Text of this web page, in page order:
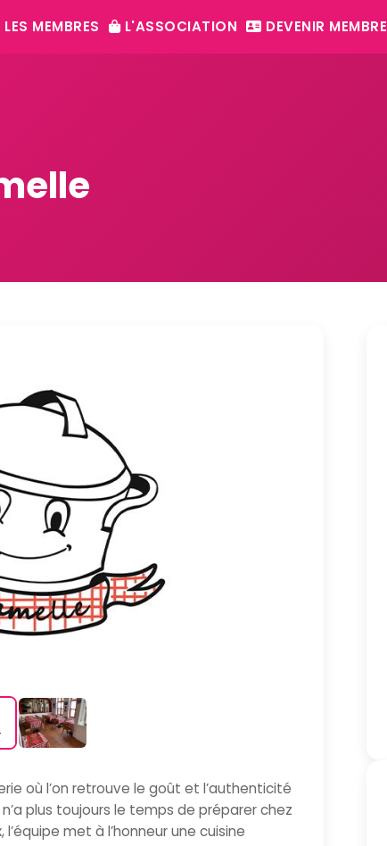
LES MEMBRES L'ASSOCIATION DEVENIR MEMBRE
où l’on retrouve le goût et l’authenticité
plus toujours le temps de préparer chez
met à l’honneur une cuisine